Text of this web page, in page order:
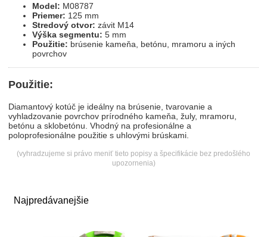
Najpredávanejšie
Model: M08787
Priemer: 125 mm
Stredový otvor: závit M14
Výška segmentu: 5 mm
Použitie: brúsenie kameňa, betónu, mramoru a iných
povrchov
Použitie:
Diamantový kotúč je ideálny na brúsenie, tvarovanie a
vyhladzovanie povrchov prírodného kameňa, žuly, mramoru,
betónu a sklobetónu. Vhodný na profesionálne a
poloprofesionálne použitie s uhlovými brúskami.
(vyhradzujeme si právo meniť tieto popisy a špecifikácie bez predošlého
upozornenia)